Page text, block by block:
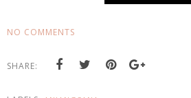
NO COMMENTS
SHARE: